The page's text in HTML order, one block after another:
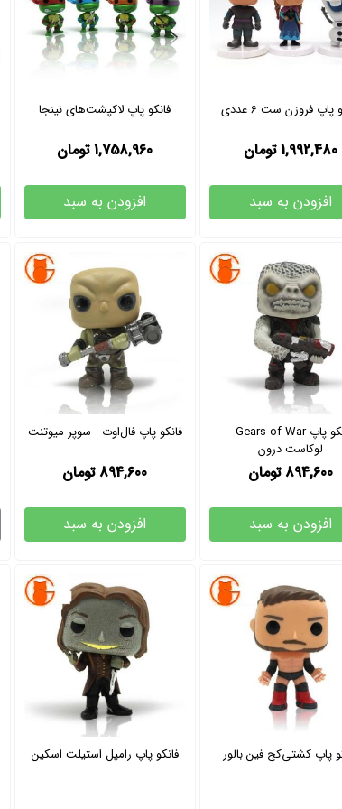
پاپ فروزن ست 6 عددی
1,992,480 تومان
افزودن به سبد
فانکو پاپ لاکپشت‌های نینجا
1,758,960 تومان
افزودن به سبد
فانکو پاپ Gears of War -
لوکاست درون
894,600 تومان
افزودن به سبد
فانکو پاپ فال‌اوت - سوپر میوتنت
894,600 تومان
افزودن به سبد
پاپ کشتی‌کج فین بالور فانکو پاپ رامپل استیلت اسکین